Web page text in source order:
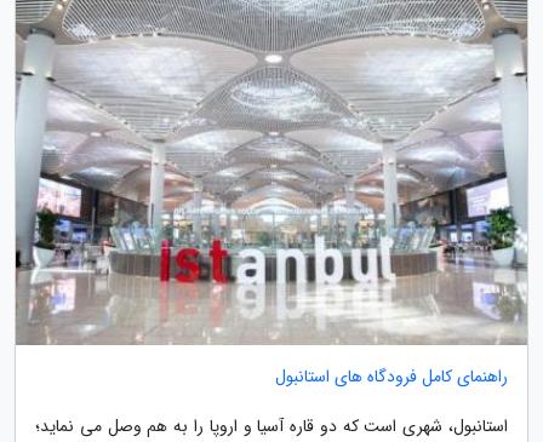
راهنمای کامل فرودگاه های استانبول
استانبول، شهری است که دو قاره آسیا و اروپا را به هم وصل می نماید؛